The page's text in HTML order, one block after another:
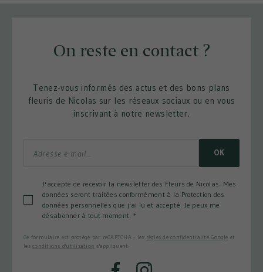
On reste en contact ?
Tenez-vous informés des actus et des bons plans
fleuris de Nicolas sur les réseaux sociaux ou en vous
inscrivant à notre newsletter.
OK
J'accepte de recevoir la newsletter des Fleurs de Nicolas. Mes
données seront traitées conformément à la Protection des
données personnelles que j'ai lu et accepté. Je peux me
désabonner à tout moment. *
Ce formulaire est protégé par reCAPTCHA - les règles de confidentialité Google et
les conditions d'utilisation s'appliquent.
FacebookInstagram